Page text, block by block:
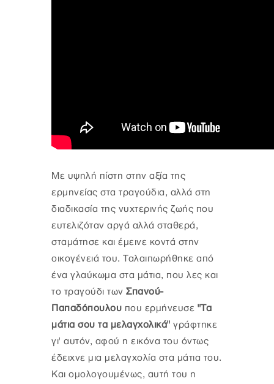
Με υψηλή πίστη στην αξία της
ερμηνείας στα τραγούδια, αλλά στη
διαδικασία της νυχτερινής ζωής που
ευτελιζόταν αργά αλλά σταθερά,
σταμάτησε και έμεινε κοντά στην
οικογένειά του. Ταλαιπωρήθηκε από
ένα γλαύκωμα στα μάτια, που λες και
το τραγούδι των Σπανού-
Παπαδόπουλου που ερμήνευσε "Τα
μάτια σου τα μελαγχολικά" γράφτηκε
γι' αυτόν, αφού η εικόνα του όντως
έδειχνε μια μελαγχολία στα μάτια του.
Και ομολογουμένως, αυτή του η